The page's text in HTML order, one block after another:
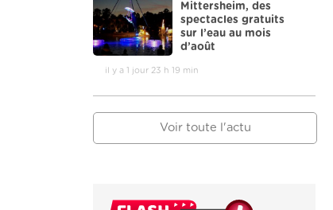
Mittersheim, des
spectacles gratuits
sur l’eau au mois
d’août
il y a 1 jour 23 h 19 min
Voir toute l'actu